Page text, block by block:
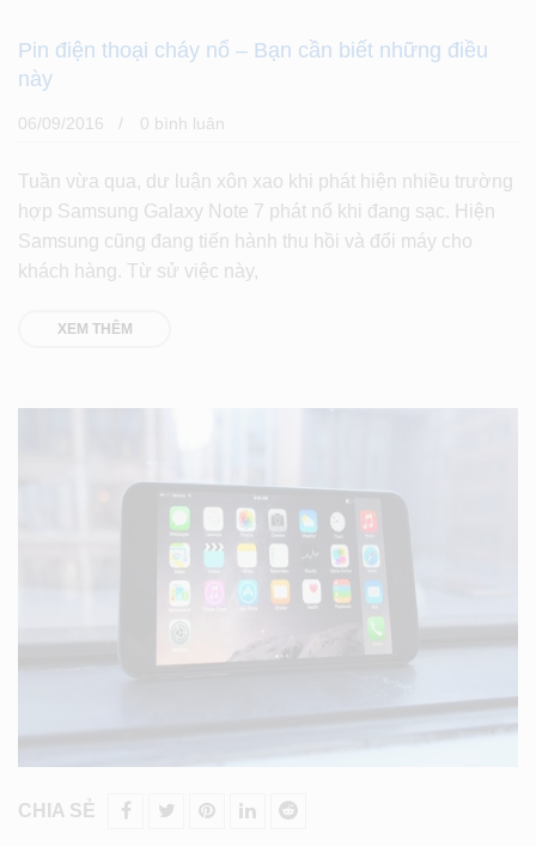
Pin điện thoại cháy nổ – Bạn cần biết những điều
này
06/09/2016 0 bình luân
Tuần vừa qua, dư luận xôn xao khi phát hiện nhiều trường
hợp Samsung Galaxy Note 7 phát nổ khi đang sạc. Hiện
Samsung cũng đang tiến hành thu hồi và đổi máy cho
khách hàng. Từ sử việc này,
XEM THÊM
CHIA SẺ